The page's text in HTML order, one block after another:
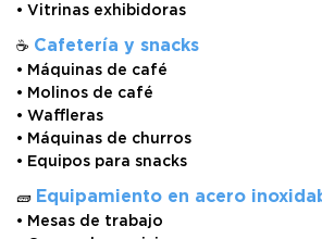
• Vitrinas exhibidoras
☕ Cafetería y snacks
• Máquinas de café
• Molinos de café
• Waffleras
• Máquinas de churros
• Equipos para snacks
🧱 Equipamiento en acero
• Mesas de trabajo